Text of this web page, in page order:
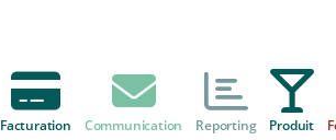
Facturation Communication Reporting Produit